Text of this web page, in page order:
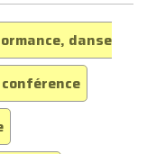
danse